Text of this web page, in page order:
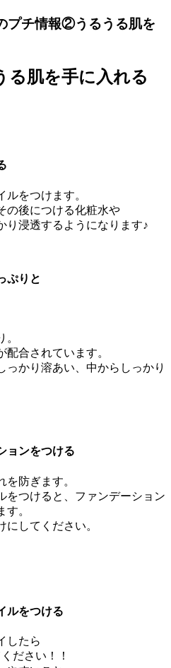
プチ情報②うるうる肌を
る肌を手に入れる
をつけます。
の後につける化粧水や
り浸透するようになります♪
ぷりと
配合されています。
っかり溶あい、中からしっかり
ョンをつける
を防ぎます。
をつけると、ファンデーション
。
にしてください。
ルをつける
したら
ださい！！